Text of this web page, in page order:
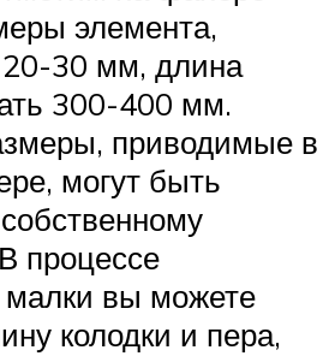
элемента,
30 мм, длина
300-400 мм.
приводимые в
могут быть
процессе
малки вы можете
колодки и пера,